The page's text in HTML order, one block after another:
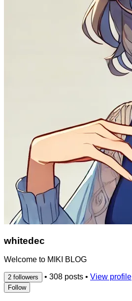
whitedec
Welcome to MIKI BLOG
2 followers • 308 posts • View profile
Follow